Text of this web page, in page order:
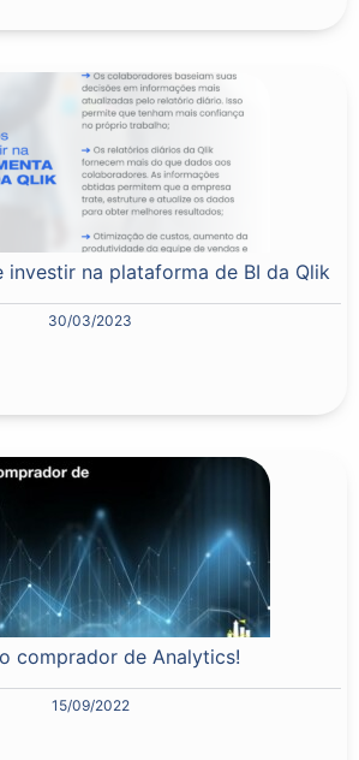
investir na plataforma de BI da Qlik
30/03/2023
comprador de Analytics!
15/09/2022